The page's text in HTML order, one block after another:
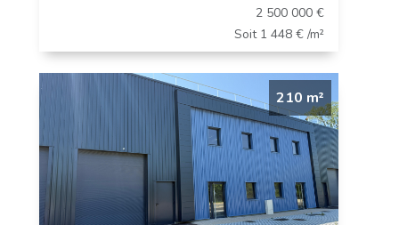
2 500 000 €
Soit 1 448 € /m²
210 m²